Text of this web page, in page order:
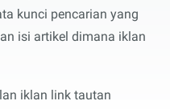
kunci pencarian yang
isi artikel dimana iklan
iklan link tautan